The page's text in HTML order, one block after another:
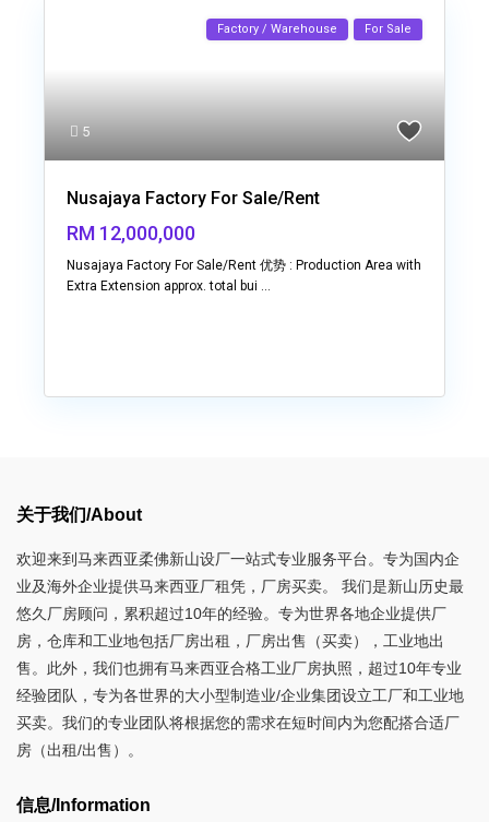
5
Factory / Warehouse For Sale
Nusajaya Factory For Sale/Rent
RM 12,000,000
Nusajaya Factory For Sale/Rent 优势 : Production Area with
Extra Extension approx. total bui ...
关于我们/About
欢迎来到马来西亚柔佛新山设厂一站式专业服务平台。专为国内企
业及海外企业提供马来西亚厂租凭，厂房买卖。 我们是新山历史最
悠久厂房顾问，累积超过10年的经验。专为世界各地企业提供厂
房，仓库和工业地包括厂房出租，厂房出售（买卖），工业地出
售。此外，我们也拥有马来西亚合格工业厂房执照，超过10年专业
经验团队，专为各世界的大小型制造业/企业集团设立工厂和工业地
买卖。我们的专业团队将根据您的需求在短时间内为您配搭合适厂
房（出租/出售）。
信息/Information